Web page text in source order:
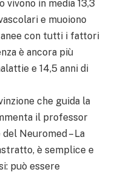
in media 13,3
e muoiono
con tutti i fattori
è ancora più
e 14,5 anni di
che guida la
il professor
Neuromed – La
è semplice e
può essere